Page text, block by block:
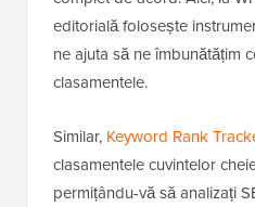
editorială folosește
ne ajuta să ne îmbunătățim
clasamentele.
Similar, Keyword Rank
clasamentele cuvintelor
permițându-vă să analizați